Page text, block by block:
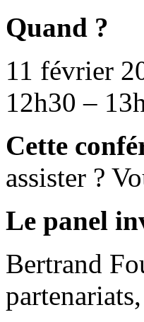
Quand ?
11 février
12h30 –
Cette
assister ?
Le panel
Bertrand
partenariats,